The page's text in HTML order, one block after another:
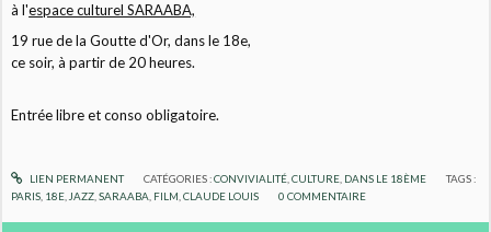
à l'espace culturel SARAABA,
19 rue de la Goutte d'Or, dans le 18e,
ce soir, à partir de 20 heures.
Entrée libre et conso obligatoire.
LIEN PERMANENT CATÉGORIES :CONVIVIALITÉ, CULTURE, DANS LE 18ÈME
TAGS :
PARIS 18E JAZZ ,SARAABA FILM ,CLAUDE LOUIS 0 COMMENTAIRE